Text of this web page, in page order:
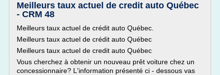
Meilleurs taux actuel de credit auto Québec
- CRM 48
Meilleurs taux actuel de crédit auto Québec.
Meilleurs taux actuel de crédit auto Québec
Meilleurs taux actuel de credit auto Québec
Vous cherchez à obtenir un nouveau prêt voiture chez un
concessionnaire? L'information présenté ci - dessous vas